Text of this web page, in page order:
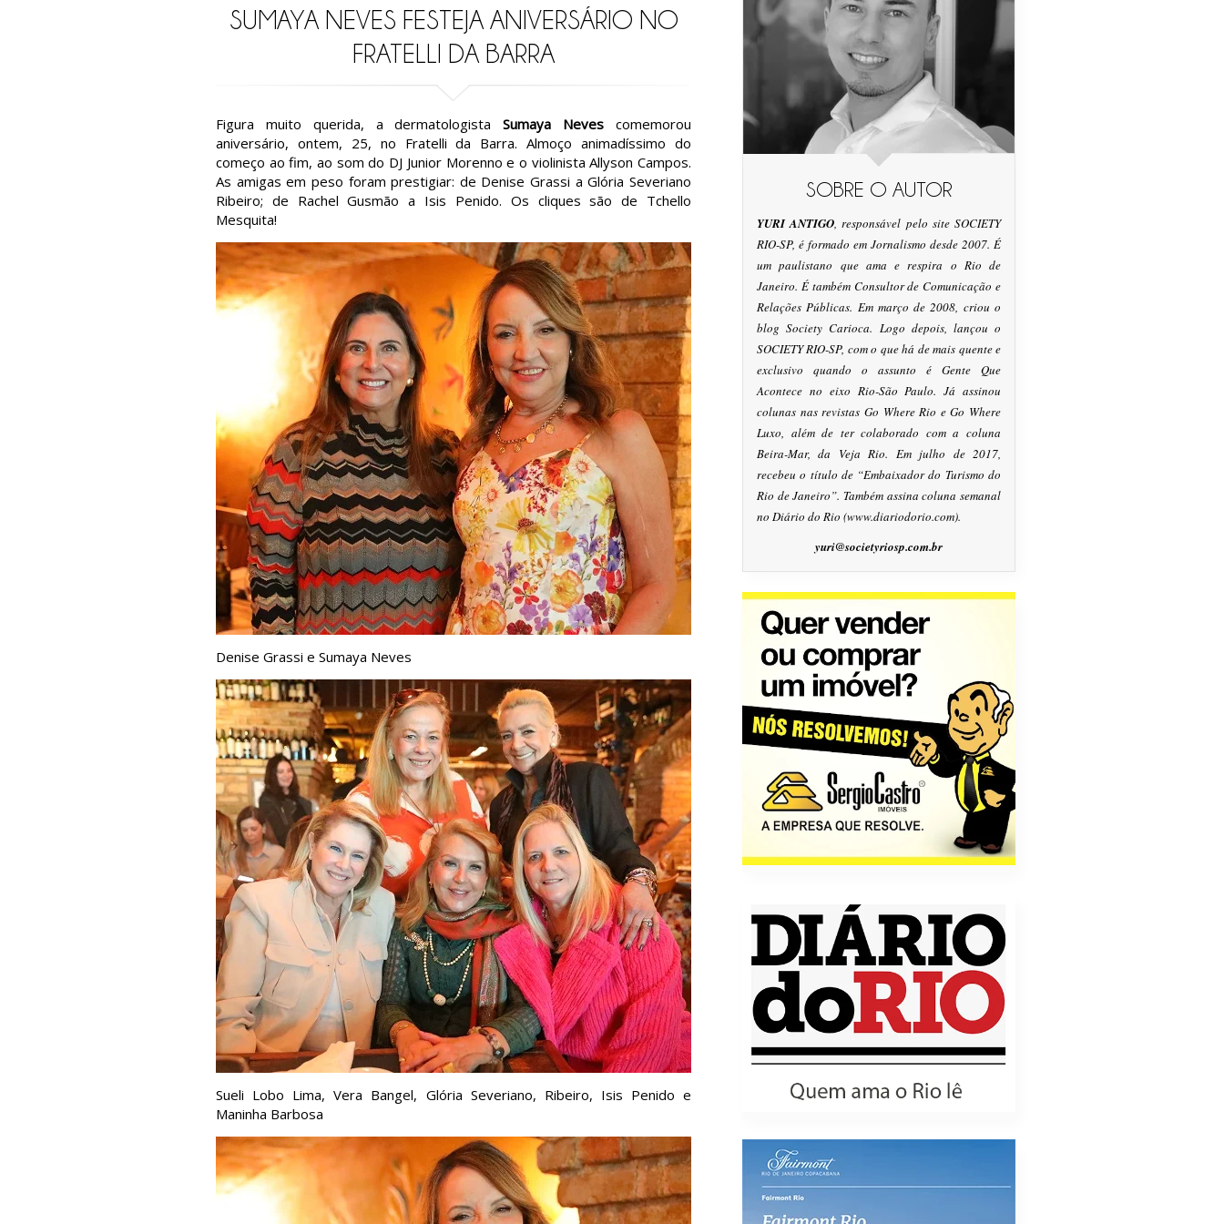
SUMAYA NEVES FESTEJA ANIVERSÁRIO NO
FRATELLI DA BARRA
Figura muito querida, a dermatologistaSumaya Neves comemorou
aniversário, ontem, 25, no Fratelli da Barra. Almoço animadíssimo do
começo ao fim, ao som do DJ Junior Morenno e o violinista Allyson Campos.
As amigas em peso foram prestigiar: de Denise Grassi a Glória Severiano
Ribeiro; de Rachel Gusmão a Isis Penido. Os cliques são de Tchello
Mesquita!
Denise Grassi e Sumaya Neves
Sueli Lobo Lima, Vera Bangel, Glória Severiano, Ribeiro, Isis Penido e
Maninha Barbosa
SOBRE O AUTOR
YURI ANTIGO, responsável pelo site SOCIETY
RIO-SP, é formado em Jornalismo desde 2007. É
um paulistano que ama e respira o Rio de
Janeiro. É também Consultor de Comunicação e
Relações Públicas. Em março de 2008, criou o
blog Society Carioca. Logo depois, lançou o
SOCIETY RIO-SP, com o que há de mais quente e
exclusivo quando o assunto é Gente Que
Acontece no eixo Rio-São Paulo. Já assinou
colunas nas revistas Go Where Rio e Go Where
Luxo, além de ter colaborado com a coluna
Beira-Mar, da Veja Rio. Em julho de 2017,
recebeu o título de “Embaixador do Turismo do
Rio de Janeiro”. Também assina coluna semanal
no Diário do Rio (www.diariodorio.com).
yuri@societyriosp.com.br